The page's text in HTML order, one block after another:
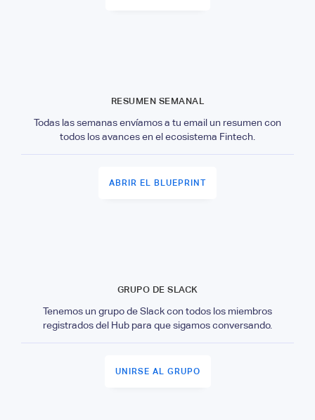
RESUMEN SEMANAL
Todas las semanas envíamos a tu email un resumen con
todos los avances en el ecosistema Fintech.
ABRIR EL BLUEPRINT
GRUPO DE SLACK
Tenemos un grupo de Slack con todos los miembros
registrados del Hub para que sigamos conversando.
UNIRSE AL GRUPO